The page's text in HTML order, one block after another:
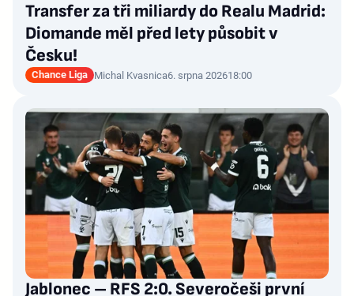
Transfer za tři miliardy do Realu Madrid:
Diomande měl před lety působit v
Česku!
Chance Liga Michal Kvasnica6. srpna 202618:00
Jablonec – RFS 2:0. Severočeši první